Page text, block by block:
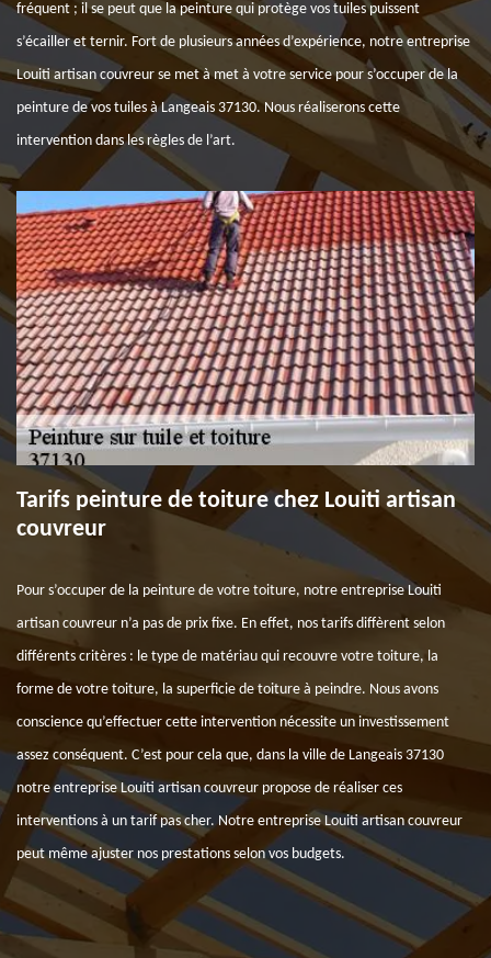
fréquent ; il se peut que la peinture qui protège vos tuiles puissent
s’écailler et ternir. Fort de plusieurs années d’expérience, notre entreprise
Louiti artisan couvreur se met à met à votre service pour s’occuper de la
peinture de vos tuiles à Langeais 37130. Nous réaliserons cette
intervention dans les règles de l’art.
Tarifs peinture de toiture chez Louiti artisan
couvreur
Pour s’occuper de la peinture de votre toiture, notre entreprise Louiti
artisan couvreur n’a pas de prix fixe. En effet, nos tarifs diffèrent selon
différents critères : le type de matériau qui recouvre votre toiture, la
forme de votre toiture, la superficie de toiture à peindre. Nous avons
conscience qu’effectuer cette intervention nécessite un investissement
assez conséquent. C’est pour cela que, dans la ville de Langeais 37130
notre entreprise Louiti artisan couvreur propose de réaliser ces
interventions à un tarif pas cher. Notre entreprise Louiti artisan couvreur
peut même ajuster nos prestations selon vos budgets.